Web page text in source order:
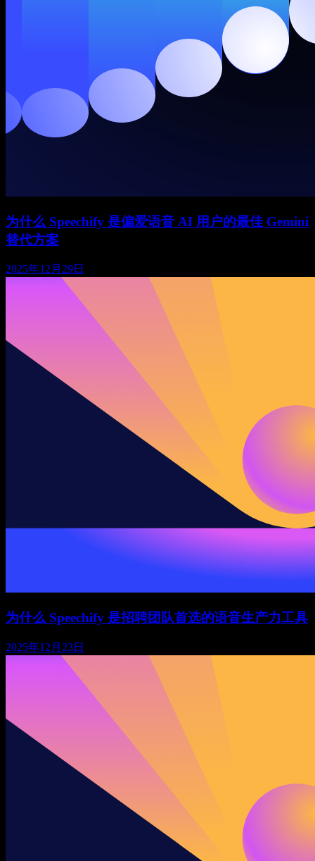
为什么 Speechify 是偏爱语音 AI 用户的最佳 Gemini
替代方案
2025年12月29日
为什么 Speechify 是招聘团队首选的语音生产力工具
2025年12月23日